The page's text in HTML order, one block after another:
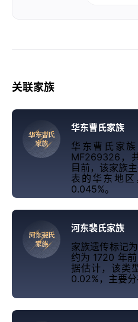
关联家族
华东曹氏
家族
华东曹氏家族
华东曹氏家
MF269326，
目前，该家族
表的华东地
0.045%。
河东裴氏
家族
河东裴氏家族
家族遗传标记
约为 1720 年前
据估计，该类
0.02%，主要分